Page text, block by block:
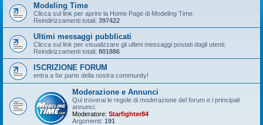
Modeling Time
Clicca sul link per aprire la Home Page di Modeling Time.
Reindirizzamenti totali: 397422
Ultimi messaggi pubblicati
Clicca sul link per visualizzare gli ultimi messaggi postati dagli utenti.
Reindirizzamenti totali: 801886
ISCRIZIONE FORUM
entra a far parte della nostra community!
Moderazione e Annunci
Qui troverai le regole di moderazione del forum e i principali
annunci.
Moderatore: Starfighter84
Argomenti: 191